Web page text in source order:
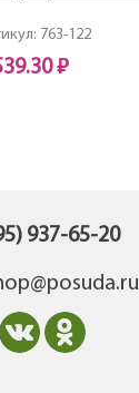
763-122
₽
937-65-20